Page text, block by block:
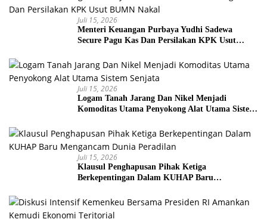
Juli 15, 2026
Menteri Keuangan Purbaya Yudhi Sadewa
Secure Pagu Kas Dan Persilakan KPK Usut
Juli 15, 2026
Logam Tanah Jarang Dan Nikel Menjadi
Komoditas Utama Penyokong Alat Utama Sistem
Juli 15, 2026
Klausul Penghapusan Pihak Ketiga
Berkepentingan Dalam KUHAP Baru